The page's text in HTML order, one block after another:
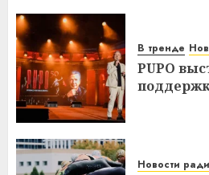
В тренде
PUPO
Новости